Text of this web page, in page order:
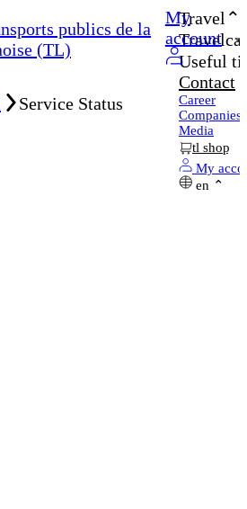
My
account
Travel
Useful
Contact
Career
Companies
Media
tl shop
My
en
Service Status